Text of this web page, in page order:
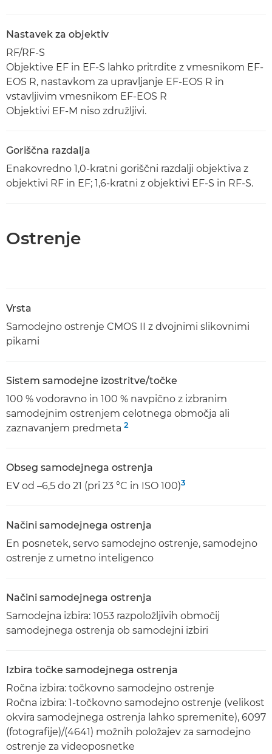
Nastavek za objektiv
RF/RF-S
Objektive EF in EF-S lahko pritrdite z vmesnikom EF-
EOS R, nastavkom za upravljanje EF-EOS R in
vstavljivim vmesnikom EF-EOS R
Objektivi EF-M niso združljivi.
Goriščna razdalja
Enakovredno 1,0-kratni goriščni razdalji objektiva z
objektivi RF in EF; 1,6-kratni z objektivi EF-S in RF-S.
Ostrenje
Vrsta
Samodejno ostrenje CMOS II z dvojnimi slikovnimi
pikami
Sistem samodejne izostritve/točke
100 % vodoravno in 100 % navpično z izbranim
samodejnim ostrenjem celotnega območja ali
zaznavanjem predmeta 2
Obseg samodejnega ostrenja
EV od –6,5 do 21 (pri 23 °C in ISO 100)3
Načini samodejnega ostrenja
En posnetek, servo samodejno ostrenje, samodejno
ostrenje z umetno inteligenco
Načini samodejnega ostrenja
Samodejna izbira: 1053 razpoložljivih območij
samodejnega ostrenja ob samodejni izbiri
Izbira točke samodejnega ostrenja
Ročna izbira: točkovno samodejno ostrenje
Ročna izbira: 1-točkovno samodejno ostrenje (velikost
okvira samodejnega ostrenja lahko spremenite), 6097
(fotografije)/(4641) možnih položajev za samodejno
ostrenje za videoposnetke